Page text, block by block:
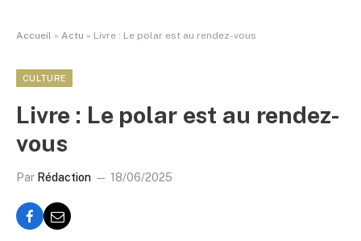
Accueil » Actu » Livre : Le polar est au rendez-vous
CULTURE
Livre : Le polar est au rendez-
vous
Par Rédaction 18/06/2025